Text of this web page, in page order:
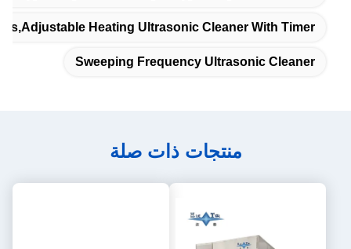
Heating Ultrasonic Cleaner With Timer
Sweeping Frequency Ultrasonic Cleaner
منتجات ذات صلة